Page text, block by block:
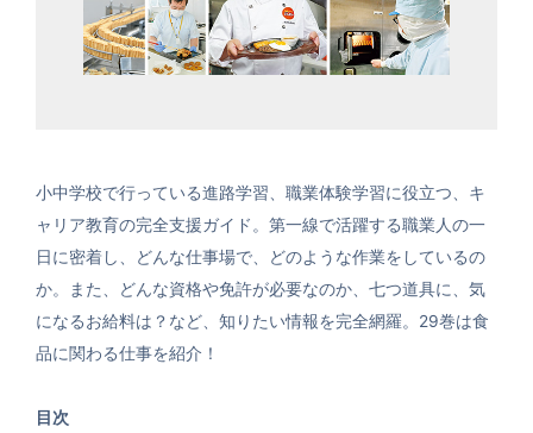
小中学校で行っている進路学習、職業体験学習に役立つ、キ
ャリア教育の完全支援ガイド。第一線で活躍する職業人の一
日に密着し、どんな仕事場で、どのような作業をしているの
か。また、どんな資格や免許が必要なのか、七つ道具に、気
になるお給料は？など、知りたい情報を完全網羅。29巻は食
品に関わる仕事を紹介！
目次